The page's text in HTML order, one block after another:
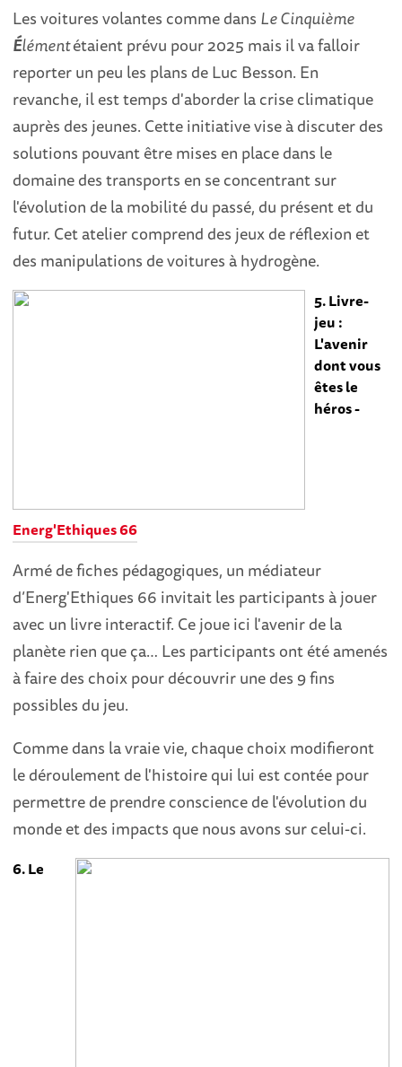
Les voitures volantes comme dans Le Cinquième
Élémentétaient prévu pour 2025 mais il va falloir
reporter un peu les plans de Luc Besson. En
revanche, il est temps d'aborder la crise climatique
auprès des jeunes. Cette initiative vise à discuter des
solutions pouvant être mises en place dans le
domaine des transports en se concentrant sur
l'évolution de la mobilité du passé, du présent et du
futur. Cet atelier comprend des jeux de réflexion et
des manipulations de voitures à hydrogène.
5. Livre-
jeu :
L'avenir
dont vous
êtes le
héros -
Energ'Ethiques 66
Armé de fiches pédagogiques, un médiateur
d’Energ'Ethiques 66 invitait les participants à jouer
avec un livre interactif. Ce joue ici l'avenir de la
planète rien que ça… Les participants ont été amenés
à faire des choix pour découvrir une des 9 fins
possibles du jeu.
Comme dans la vraie vie, chaque choix modifieront
le déroulement de l'histoire qui lui est contée pour
permettre de prendre conscience de l'évolution du
monde et des impacts que nous avons sur celui-ci.
6. Le